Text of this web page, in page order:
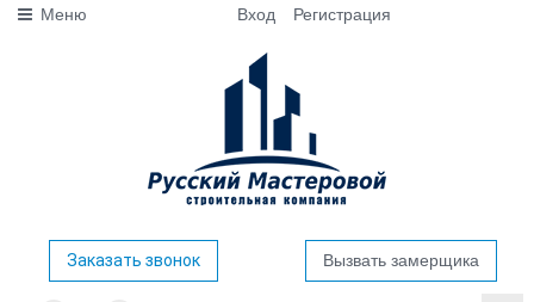
Меню Вход Регистрация
Заказать звонок Вызвать замерщика